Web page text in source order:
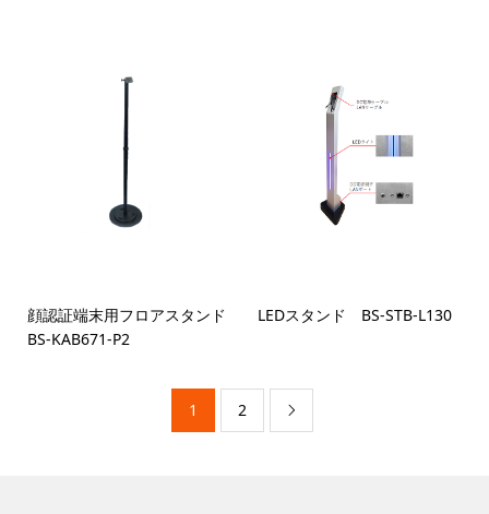
顔認証端末用フロアスタンド
BS-KAB671-P2
LEDスタンド BS-STB-L130
1 2 